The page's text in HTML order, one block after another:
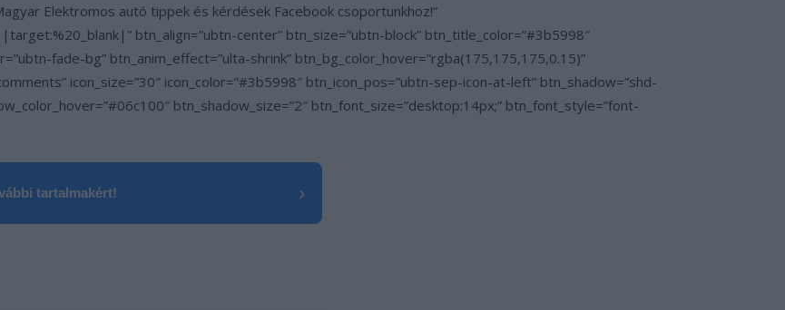
Elektromos autó tippek és kérdések Facebook csoportunkhoz!”
btn_align=”ubtn-center” btn_size=”ubtn-block” btn_title_color=”#3b5998″
fade-bg” btn_anim_effect=”ulta-shrink” btn_bg_color_hover=”rgba(175,175,175,0.15)”
icon_size=”30″ icon_color=”#3b5998″ btn_icon_pos=”ubtn-sep-icon-at-left” btn_shadow=”shd-
btn_shadow_size=”2″ btn_font_size=”desktop:14px;” btn_font_style=”font-
tartalmakért! ›